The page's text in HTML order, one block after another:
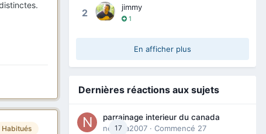
Habitués
2 jimmy
1
En afficher plus
Dernières réactions aux sujets
17
parrainage interieur du canada
nedjma2007 · Commencé 27